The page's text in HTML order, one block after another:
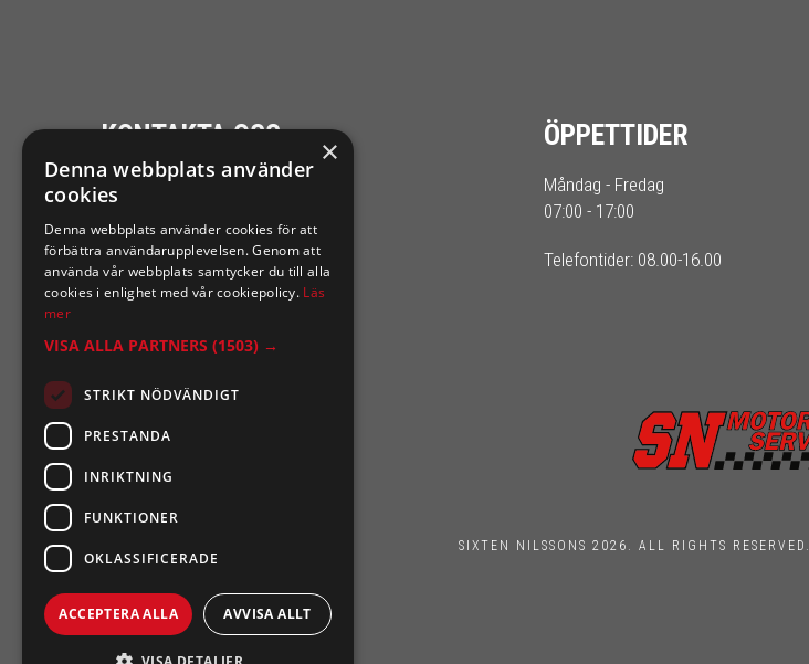
KONTAKTA OSS
Ångra mitt köp
0921-102 09
support@sixtennilssons.com
ÖPPETTIDER
Måndag - Fredag
07:00 - 17:00
Telefontider: 08.00-16.00
SIXTEN NILSSONS 2026. ALL RIGHTS RESERVED.
×
Denna webbplats använder
cookies
Denna webbplats använder cookies för att
förbättra användarupplevelsen. Genom att
använda vår webbplats samtycker du till alla
cookies i enlighet med vår cookiepolicy. Läs
mer
VISA ALLA PARTNERS (1503) →
STRIKT NÖDVÄNDIGT
PRESTANDA
INRIKTNING
FUNKTIONER
OKLASSIFICERADE
ACCEPTERA ALLA AVVISA ALLT